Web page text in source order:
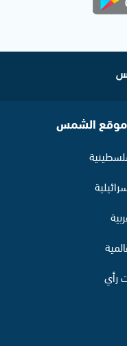
موقع الشمس
رأي